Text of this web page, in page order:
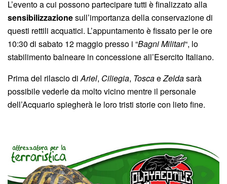
L’evento a cui possono partecipare tutti è finalizzato alla
sensibilizzazionesull’importanza della conservazione di
questi rettili acquatici. L’appuntamento è fissato per le ore
10:30 di sabato 12 maggio presso i “Bagni Militari“, lo
stabilimento balneare in concessione all’Esercito Italiano.
Prima del rilascio diAriel, Ciliegia, ToscaeZeldasarà
possibile vederle da molto vicino mentre il personale
dell’Acquario spiegherà le loro tristi storie con lieto fine.